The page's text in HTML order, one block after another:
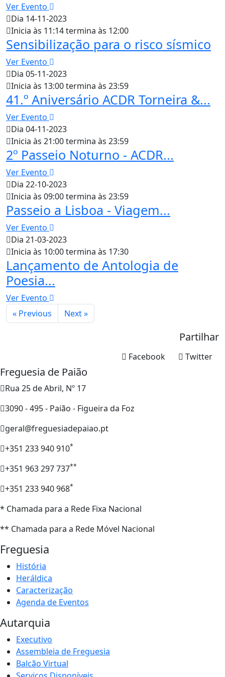
Ver Evento
Dia 14-11-2023
Inicia às 11:14 termina às 12:00
Sensibilização para o risco sísmico
Ver Evento
Dia 05-11-2023
Inicia às 13:00 termina às 23:59
41.º Aniversário ACDR Torneira &...
Ver Evento
Dia 04-11-2023
Inicia às 21:00 termina às 23:59
2º Passeio Noturno - ACDR...
Ver Evento
Dia 22-10-2023
Inicia às 09:00 termina às 23:59
Passeio a Lisboa - Viagem...
Ver Evento
Dia 21-03-2023
Inicia às 10:00 termina às 17:30
Lançamento de Antologia de
Poesia...
Ver Evento
« Previous
Next »
Partilhar
Twitter
Facebook
Freguesia de Paião
Rua 25 de Abril, Nº 17
3090 - 495 - Paião - Figueira da Foz
geral@freguesiadepaiao.pt
+351 233 940 910*
+351 963 297 737**
+351 233 940 968*
* Chamada para a Rede Fixa Nacional
** Chamada para a Rede Móvel Nacional
Freguesia
História
Heráldica
Caracterização
Agenda de Eventos
Autarquia
Executivo
Assembleia de Freguesia
Balcão Virtual